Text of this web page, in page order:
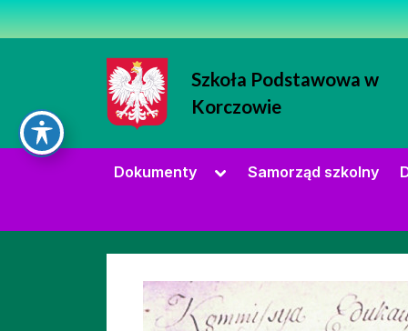
Skip
to
Szkoła Podstawowa w
Korczowie
Dokumenty
ToggleSamorząd szkolny